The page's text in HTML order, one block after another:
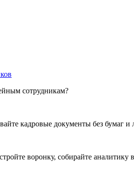
сотрудникам?
кадровые документы без бумаг и
воронку, собирайте аналитику